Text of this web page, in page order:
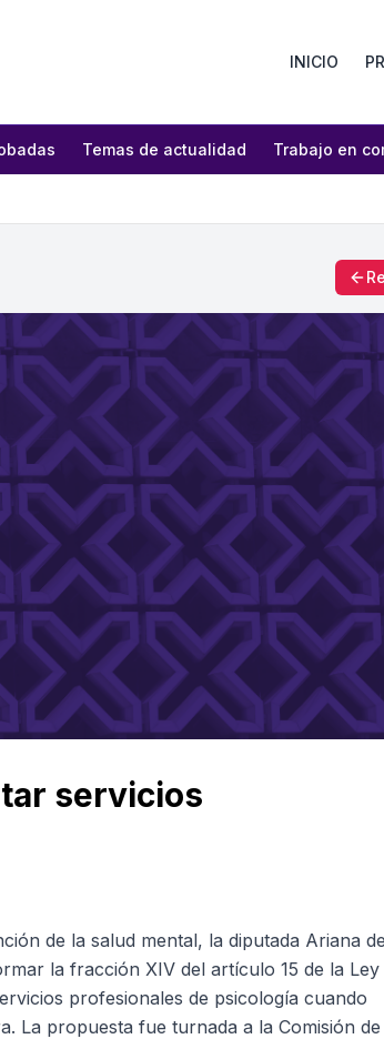
INICIO
Temas de actualidad Trabajo en
servicios
de la salud mental, la diputada Ariana
la fracción XIV del artículo 15 de la Ley
profesionales de psicología cuando
La propuesta fue turnada a la Comisión de